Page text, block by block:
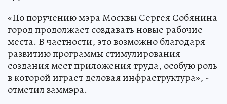
«По поручению мэра Москвы Сергея Собянина
город продолжает создавать новые рабочие
места. В частности, это возможно благодаря
развитию программы стимулирования
создания мест приложения труда, особую роль
в которой играет деловая инфраструктура», -
отметил заммэра.